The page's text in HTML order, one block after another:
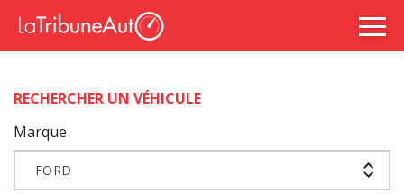
RECHERCHER UN VÉHICULE
Marque
FORD